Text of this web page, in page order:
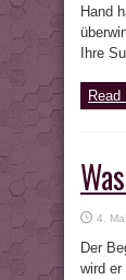
Hand
Ihre
Read
4.
Der
wird